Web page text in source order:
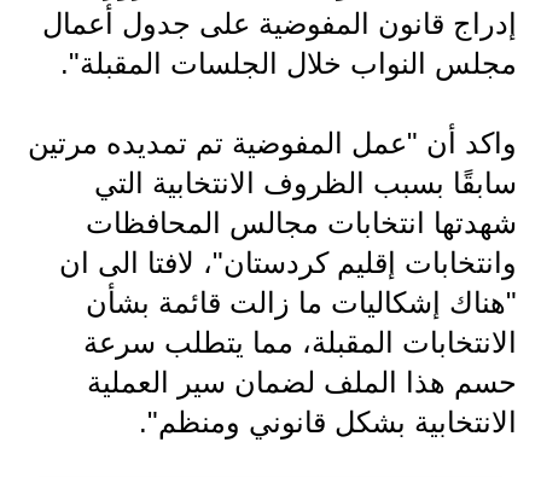
المرحلة الاعدادية
المرحلة الابتدائية
المرحلة المتوسطة
المرحلة الاعدادية
مرشحات
المرحلة الابتدائية
المرحلة المتوسطة
إدراج قانون المفوضية على جدول أعمال
مجلس النواب خلال الجلسات المقبلة".
واكد أن "عمل المفوضية تم تمديده مرتين
سابقًا بسبب الظروف الانتخابية التي
شهدتها انتخابات مجالس المحافظات
وانتخابات إقليم كردستان"، لافتا الى ان
"هناك إشكاليات ما زالت قائمة بشأن
الانتخابات المقبلة، مما يتطلب سرعة
حسم هذا الملف لضمان سير العملية
الانتخابية بشكل قانوني ومنظم".